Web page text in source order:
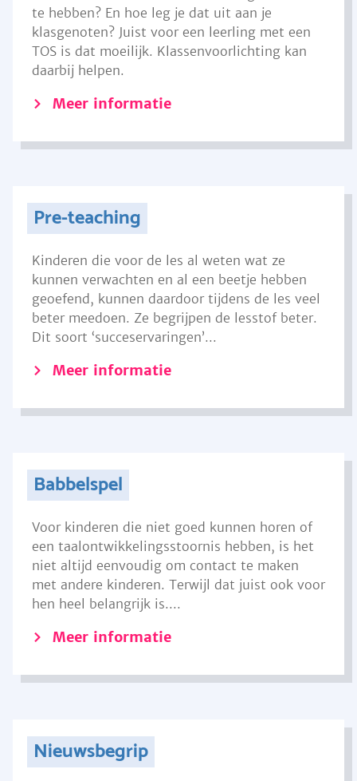
te hebben? En hoe leg je dat uit aan je
klasgenoten? Juist voor een leerling met een
TOS is dat moeilijk. Klassenvoorlichting kan
daarbij helpen.
Meer informatie
Pre-teaching
Kinderen die voor de les al weten wat ze
kunnen verwachten en al een beetje hebben
geoefend, kunnen daardoor tijdens de les veel
beter meedoen. Ze begrijpen de lesstof beter.
Dit soort ‘succeservaringen’...
Meer informatie
Babbelspel
Voor kinderen die niet goed kunnen horen of
een taalontwikkelingsstoornis hebben, is het
niet altijd eenvoudig om contact te maken
met andere kinderen. Terwijl dat juist ook voor
hen heel belangrijk is....
Meer informatie
Nieuwsbegrip